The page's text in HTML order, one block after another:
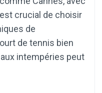
crucial de choisir
de
de tennis bien
intempéries peut